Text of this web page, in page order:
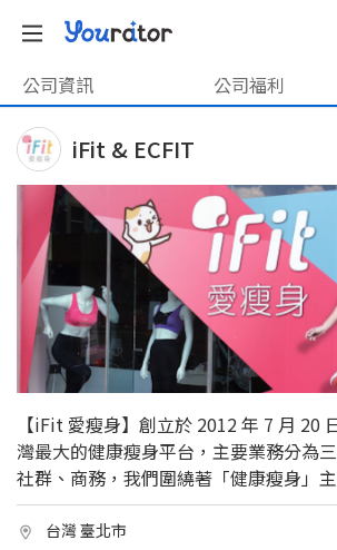
公司資訊 公司福利
iFit & ECFIT
【iFit 愛瘦身】創立於 2012 年 7 月 20
灣最大的健康瘦身平台，主要業務分為
社群、商務，我們圍繞著「健康瘦身」
台灣 臺北市